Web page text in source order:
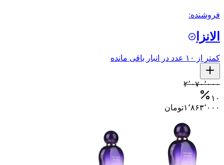
فروشنده:
الانزا
کمتر از ۱۰ عدد در انبار باقی مانده
۲٬۰۷۰٬۰۰۰
۱۰
۱٬۸۶۳٬۰۰۰تومان